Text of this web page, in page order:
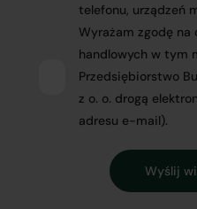
telefonu, urządzeń
Wyrażam zgodę
handlowych w tym
Przedsiębiorstwo
z o. o. drogą
adresu e-mail).